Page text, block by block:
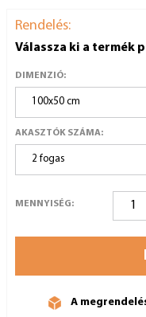
Rendelés:
Válassza ki a termék
DIMENZIÓ:
100x50 cm
AKASZTÓK SZÁMA:
2 fogas
MENNYISÉG:
A